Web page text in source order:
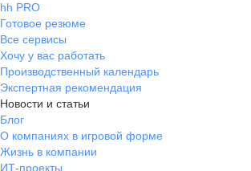
hh PRO
Готовое резюме
Все сервисы
Хочу у вас работать
Производственный календарь
Экспертная рекомендация
Новости и статьи
Блог
О компаниях в игровой форме
Жизнь в компании
ИТ-проекты